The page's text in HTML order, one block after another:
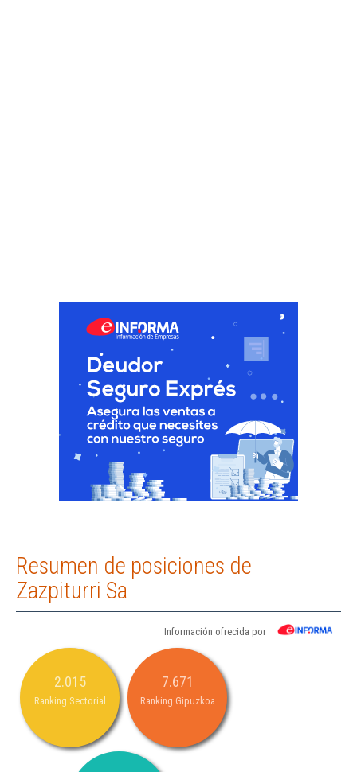
Resumen de posiciones de
Zazpiturri Sa
Información ofrecida por
2.015
Ranking Sectorial
7.671
Ranking Gipuzkoa